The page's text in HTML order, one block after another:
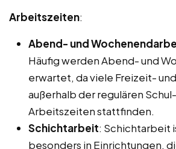
Arbeitszeiten:
Abend- und
Häufig werden Abend- und
erwartet, da viele Freizeit-
außerhalb der regulären
Arbeitszeiten stattfinden.
Schichtarbeit: Schichtarbeit
besonders in Einrichtungen,